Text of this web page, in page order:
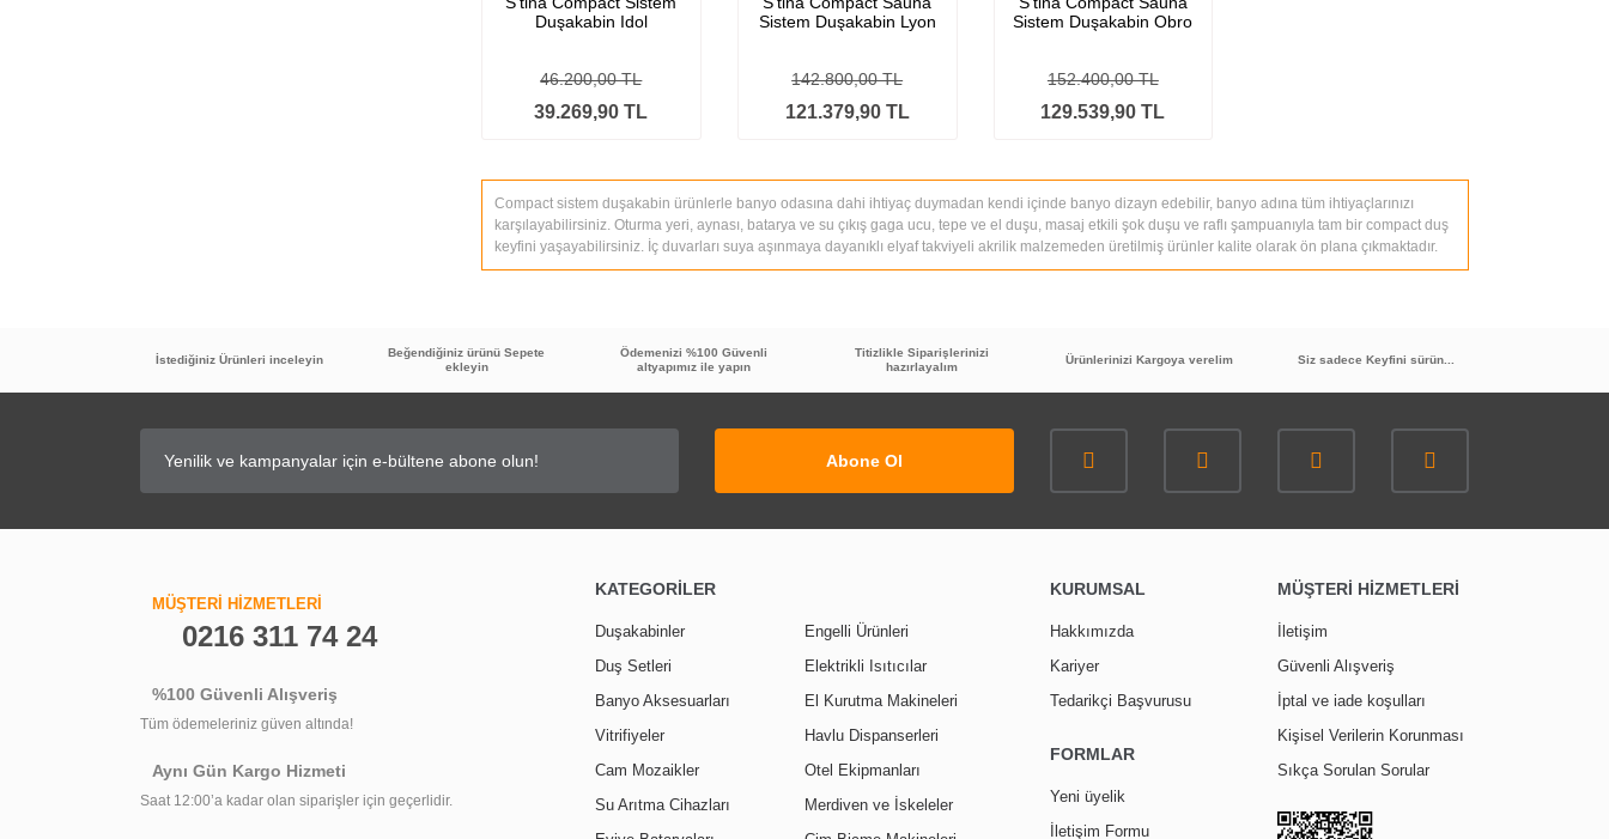
70x140 cm (1)
Duşakabin Idol
39.269,90 TL
46.200,00 TL
Sistem Duşakabin Lyon
121.379,90 TL
142.800,00 TL
Sistem Duşakabin Obro
129.539,90 TL
152.400,00 TL
Compact sistem duşakabin ürünlerle banyo odasına dahi ihtiyaç duymadan kendi içinde banyo dizayn edebilir, banyo adına tüm ihtiyaçlarınızı
karşılayabilirsiniz. Oturma yeri, aynası, batarya ve su çıkış gaga ucu, tepe ve el duşu, masaj etkili şok duşu ve raflı şampuanıyla tam bir compact duş
keyfini yaşayabilirsiniz. İç duvarları suya aşınmaya dayanıklı elyaf takviyeli akrilik malzemeden üretilmiş ürünler kalite olarak ön plana çıkmaktadır.
İstediğiniz Ürünleri inceleyin
Beğendiğiniz ürünü Sepete
ekleyin
Ödemenizi %100 Güvenli
altyapımız ile yapın
Titizlikle Siparişlerinizi
hazırlayalım
Ürünlerinizi Kargoya verelim Siz sadece Keyfini sürün...
Abone Ol
MÜŞTERİ HİZMETLERİ
0216 311 74 24
%100 Güvenli Alışveriş
Tüm ödemeleriniz güven altında!
Aynı Gün Kargo Hizmeti
Saat 12:00’a kadar olan siparişler için geçerlidir.
KATEGORİLER
Duşakabinler
Duş Setleri
Banyo Aksesuarları
Vitrifiyeler
Cam Mozaikler
Su Arıtma Cihazları
Engelli Ürünleri
Elektrikli Isıtıcılar
El Kurutma Makineleri
Havlu Dispanserleri
Otel Ekipmanları
Merdiven ve İskeleler
KURUMSAL
Hakkımızda
Kariyer
Tedarikçi Başvurusu
FORMLAR
Yeni üyelik
İletişim Formu
MÜŞTERİ HİZMETLERİ
İletişim
Güvenli Alışveriş
İptal ve iade koşulları
Kişisel Verilerin Korunması
Sıkça Sorulan Sorular